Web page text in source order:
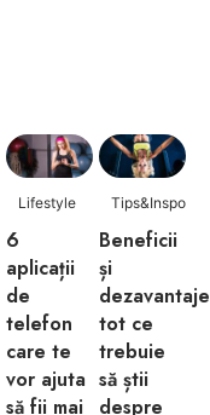
Lifestyle
6
aplicații
de
telefon
care te
vor ajuta
să fii mai
Tips&Inspo
Beneficii
și
tot ce
trebuie
să știi
despre